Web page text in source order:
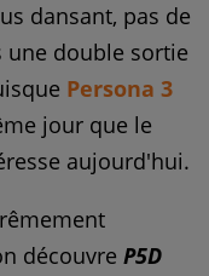
dansant, pas de
une double sortie
Persona 3
jour que le
aujourd'hui.
découvre P5D